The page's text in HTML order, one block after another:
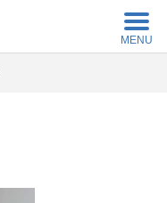
MENU